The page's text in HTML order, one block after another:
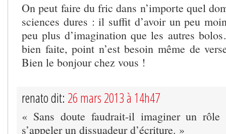
On peut faire du fric dans n’importe quel
sciences dures : il suffit d’avoir un peu
peu plus d’imagination que les autres
bien faite, point n’est besoin même de
Bien le bonjour chez vous !
renato dit: 26 mars 2013 à 14h47
« Sans doute faudrait-il imaginer un
s’appeler un dissuadeur d’écriture. »